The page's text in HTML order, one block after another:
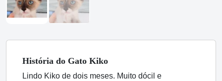
História do Gato Kiko
Lindo Kiko de dois meses. Muito dócil e